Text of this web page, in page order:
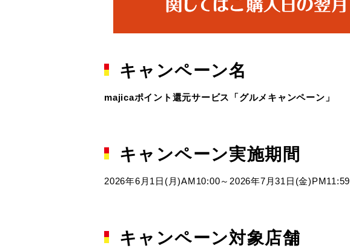
キャンペーン名
majicaポイント還元サービス「グルメキャンペーン」
キャンペーン実施期間
2026年6月1日(月)AM10:00～2026年7月31日(金)PM11:59
キャンペーン対象店舗